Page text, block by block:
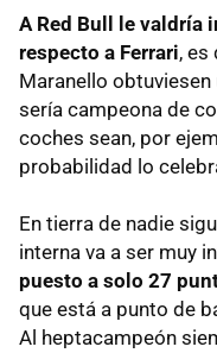
A Red Bull le valdría
respecto a Ferrari, es
Maranello obtuviesen
sería campeona de
coches sean, por
probabilidad lo
En tierra de nadie
interna va a ser muy
puesto a solo 27
que está a punto de
Al heptacampeón